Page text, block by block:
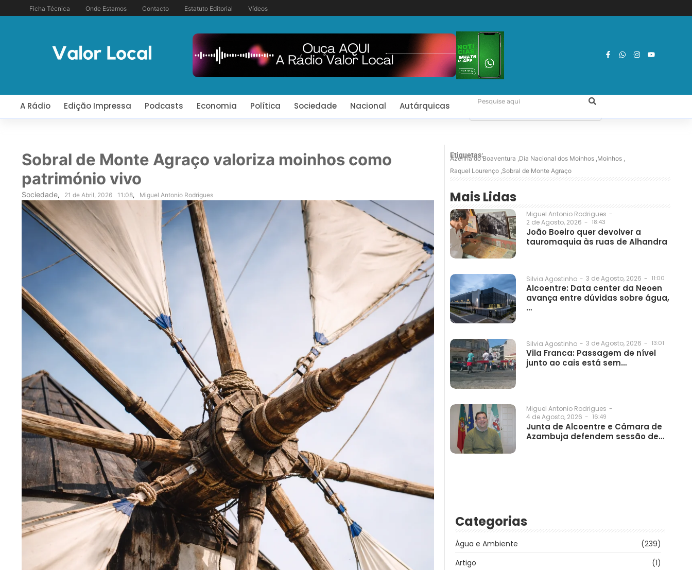
Ficha Técnica Onde Estamos Contacto Estatuto Editorial Vídeos
A Rádio Edição Impressa Podcasts Economia Política Sociedade Nacional Autárquicas
Sobral de Monte Agraço valoriza moinhos como
património vivo
Sociedade, 21 de Abril, 2026 11:08, Miguel Antonio Rodrigues
Etiquetas:
Azenha do Boaventura ,Dia Nacional dos Moinhos ,Moinhos ,
Raquel Lourenço ,Sobral de Monte Agraço
Mais Lidas
Miguel Antonio Rodrigues -
2 de Agosto, 2026 - 18:43
João Boeiro quer devolver a
tauromaquia às ruas de Alhandra
Silvia Agostinho - 3 de Agosto, 2026 - 11:00
Alcoentre: Data center da Neoen
avança entre dúvidas sobre água,
…
Silvia Agostinho - 3 de Agosto, 2026 - 13:01
Vila Franca: Passagem de nível
junto ao cais está sem…
Miguel Antonio Rodrigues -
4 de Agosto, 2026 - 16:49
Junta de Alcoentre e Câmara de
Azambuja defendem sessão de…
Categorias
Água e Ambiente
(239)
Artigo
(1)